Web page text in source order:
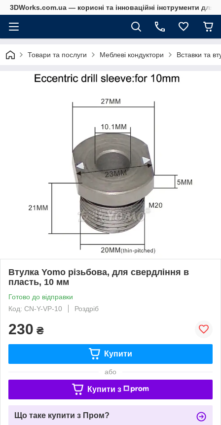
3DWorks.com.ua — корисні та інноваційні інструменти для
Товари та послуги Меблеві кондуктори Вставки та
Втулка Yomo різьбова, для свердління в
пласть, 10 мм
Готово до відправки
Код: CN-Y-VP-10
Роздріб
230 ₴
Купити
або
Купити з
Що таке купити з Пром?